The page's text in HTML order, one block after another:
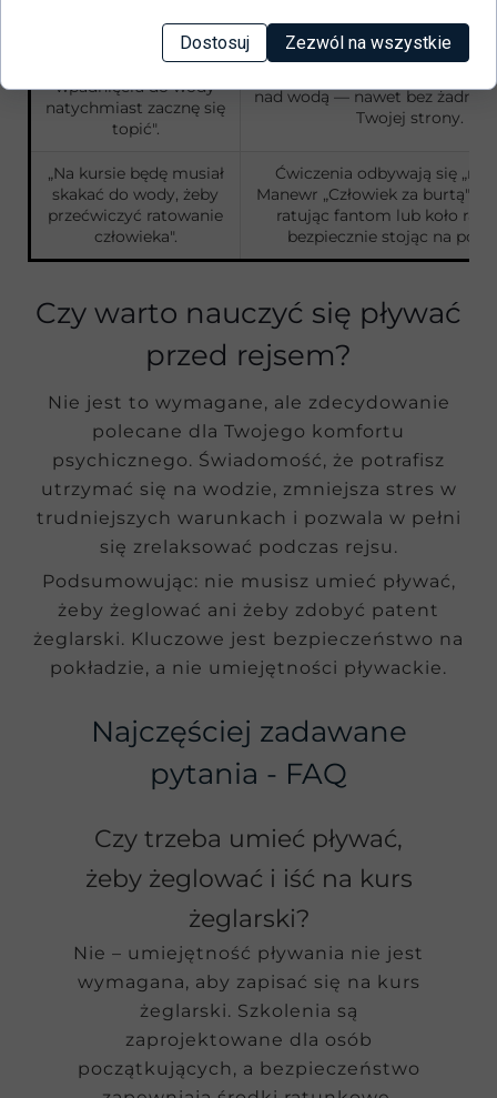
Najczęściej zadawane
pytania - FAQ
Czy trzeba umieć pływać,
żeby żeglować i iść na kurs
żeglarski?
Nie – umiejętność pływania nie jest
wymagana, aby zapisać się na kurs
żeglarski. Szkolenia są
zaprojektowane dla osób
początkujących, a bezpieczeństwo
„Jeśli nie umiem
pływać, to po
wpadnięciu do wody
natychmiast zacznę się
topić".
Kamizelka ratunkowa
nad wodą — nawet bez
Twojej strony.
„Na kursie będę musiał
skakać do wody, żeby
przećwiczyć ratowanie
człowieka".
Ćwiczenia odbywają się „na
Manewr „Człowiek za burtą"
ratując fantom lub koło
bezpiecznie stojąc na
Czy warto nauczyć się pływać
przed rejsem?
Nie jest to wymagane, ale zdecydowanie
polecane dla Twojego komfortu
psychicznego. Świadomość, że potrafisz
utrzymać się na wodzie, zmniejsza stres w
trudniejszych warunkach i pozwala w pełni
się zrelaksować podczas rejsu.
Podsumowując: nie musisz umieć pływać,
żeby żeglować ani żeby zdobyć patent
żeglarski. Kluczowe jest bezpieczeństwo na
pokładzie, a nie umiejętności pływackie.
Dostosuj Zezwól na wszystkie